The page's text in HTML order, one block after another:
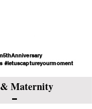
#letuscaptureyourmoment
Maternity